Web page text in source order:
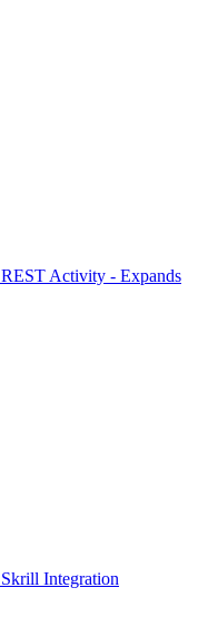
REST Activity - Expands
Skrill Integration